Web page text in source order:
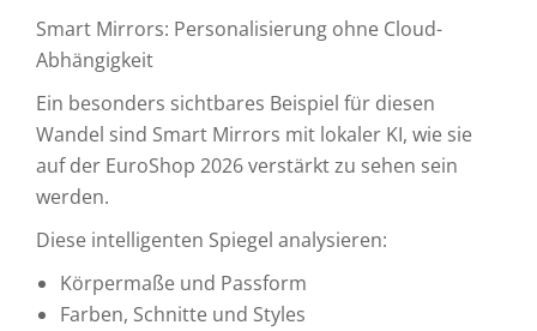
Smart Mirrors: Personalisierung ohne Cloud-
Abhängigkeit
Ein besonders sichtbares Beispiel für diesen
Wandel sind Smart Mirrors mit lokaler KI, wie sie
auf der EuroShop 2026 verstärkt zu sehen sein
werden.
Diese intelligenten Spiegel analysieren:
Körpermaße und Passform
Farben, Schnitte und Styles